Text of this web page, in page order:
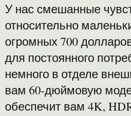
У нас смешанные
относительно
огромных 700
для постоянного
немного в отделе
вам 60-дюймовую
обеспечит вам 4K,